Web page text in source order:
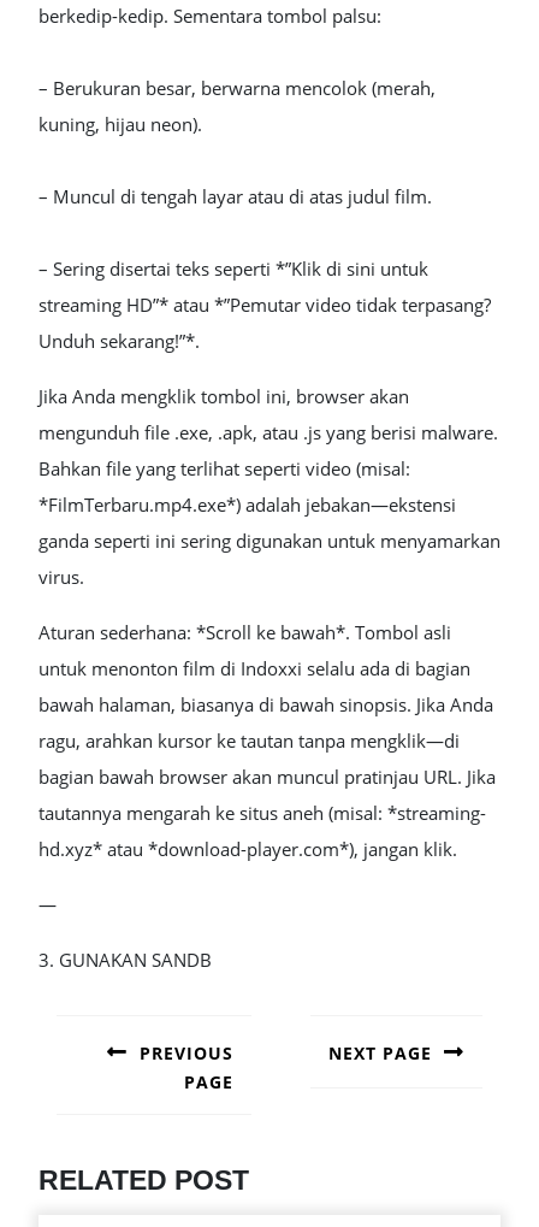
berkedip-kedip. Sementara tombol palsu:
– Berukuran besar, berwarna mencolok (merah,
kuning, hijau neon).
– Muncul di tengah layar atau di atas judul film.
– Sering disertai teks seperti *”Klik di sini untuk
streaming HD”* atau *”Pemutar video tidak terpasang?
Unduh sekarang!”*.
Jika Anda mengklik tombol ini, browser akan
mengunduh file .exe, .apk, atau .js yang berisi malware.
Bahkan file yang terlihat seperti video (misal:
*FilmTerbaru.mp4.exe*) adalah jebakan—ekstensi
ganda seperti ini sering digunakan untuk menyamarkan
virus.
Aturan sederhana: *Scroll ke bawah*. Tombol asli
untuk menonton film di Indoxxi selalu ada di bagian
bawah halaman, biasanya di bawah sinopsis. Jika Anda
ragu, arahkan kursor ke tautan tanpa mengklik—di
bagian bawah browser akan muncul pratinjau URL. Jika
tautannya mengarah ke situs aneh (misal: *streaming-
hd.xyz* atau *download-player.com*), jangan klik.
—
3. GUNAKAN SANDB
NAVIGATION
PREVIOUS
PAGE
NEXT PAGE
RELATED POST